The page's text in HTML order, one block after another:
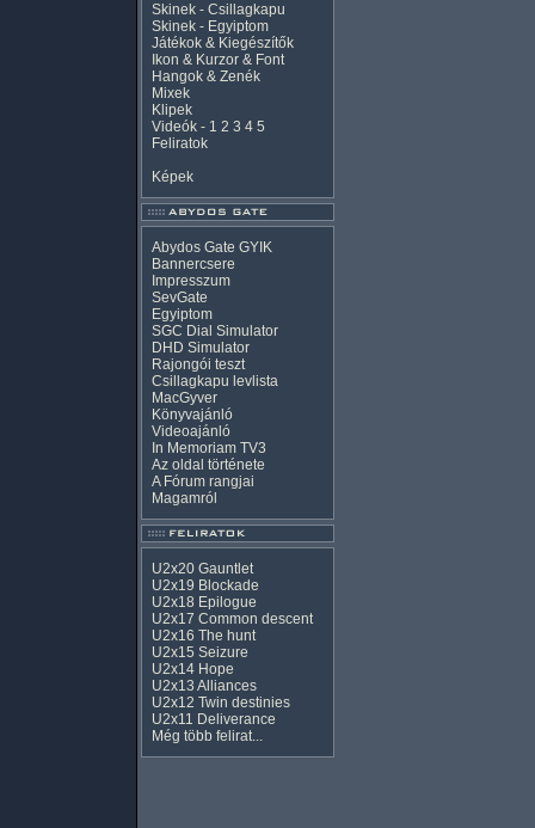
Skinek - Csillagkapu
Skinek - Egyiptom
Játékok & Kiegészítők
Ikon & Kurzor & Font
Hangok & Zenék
Mixek
Klipek
Videók - 1 2 3 4 5
Feliratok
Képek
Abydos Gate GYIK
Bannercsere
Impresszum
SevGate
Egyiptom
SGC Dial Simulator
DHD Simulator
Rajongói teszt
Csillagkapu levlista
MacGyver
Könyvajánló
Videoajánló
In Memoriam TV3
Az oldal története
A Fórum rangjai
Magamról
U2x20 Gauntlet
U2x19 Blockade
U2x18 Epilogue
U2x17 Common descent
U2x16 The hunt
U2x15 Seizure
U2x14 Hope
U2x13 Alliances
U2x12 Twin destinies
U2x11 Deliverance
Még több felirat...